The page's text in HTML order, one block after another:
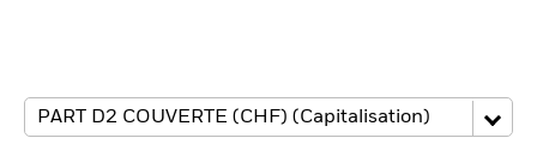
Notre société